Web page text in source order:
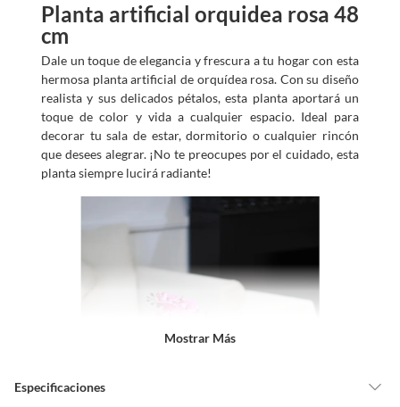
Planta artificial orquidea rosa 48
cm
Dale un toque de elegancia y frescura a tu hogar con esta
hermosa planta artificial de orquídea rosa. Con su diseño
realista y sus delicados pétalos, esta planta aportará un
toque de color y vida a cualquier espacio. Ideal para
decorar tu sala de estar, dormitorio o cualquier rincón
que desees alegrar. ¡No te preocupes por el cuidado, esta
planta siempre lucirá radiante!
Mostrar Más
Especificaciones